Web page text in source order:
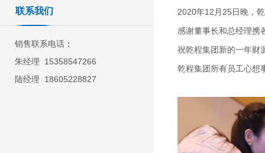
联系我们
销售联系电话：
朱经理 15358547266
陆经理 18605228827
2020年12月25日晚，
感谢董事长和总经理携
祝乾程集团新的一年财
乾程集团所有员工心想